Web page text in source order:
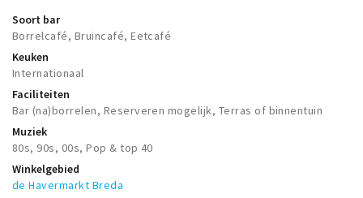
VRIJE TIJD
Sport
Nieuws
Agenda
Bezienswaardigheden
Musea, theaters & podia
Soort bar
Borrelcafé, Bruincafé, Eetcafé
Keuken
Internationaal
Faciliteiten
Bar (na)borrelen, Reserveren mogelijk, Terras of binnentuin
Muziek
80s, 90s, 00s, Pop & top 40
Winkelgebied
de Havermarkt Breda